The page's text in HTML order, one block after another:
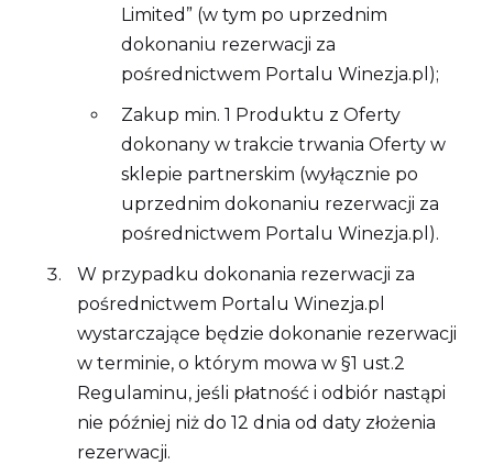
Limited” (w tym po uprzednim
dokonaniu rezerwacji za
pośrednictwem Portalu Winezja.pl);
Zakup min. 1 Produktu z Oferty
dokonany w trakcie trwania Oferty w
sklepie partnerskim (wyłącznie po
uprzednim dokonaniu rezerwacji za
pośrednictwem Portalu Winezja.pl).
W przypadku dokonania rezerwacji za
pośrednictwem Portalu Winezja.pl
wystarczające będzie dokonanie rezerwacji
w terminie, o którym mowa w §1 ust.2
Regulaminu, jeśli płatność i odbiór nastąpi
nie później niż do 12 dnia od daty złożenia
rezerwacji.